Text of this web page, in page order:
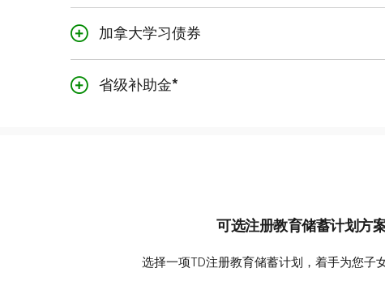
加拿大学习债券
省级补助金*
可选注册教育储蓄计划方
选择一项TD注册教育储蓄计划，着手为您子